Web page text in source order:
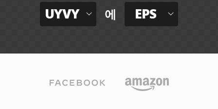
UYVY 에 EPS